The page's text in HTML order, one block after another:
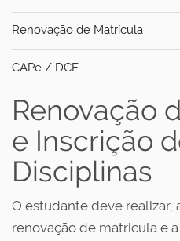
Renovação de Matrícula
CAPe / DCE
Renovação
e Inscrição
Disciplinas
O estudante deve realizar,
renovação de matricula e